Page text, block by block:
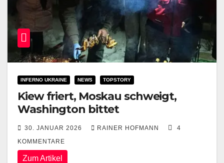
INFERNO UKRAINE NEWS TOPSTORY
Kiew friert, Moskau schweigt,
Washington bittet
30. JANUAR 2026 RAINER HOFMANN
4
KOMMENTARE
Zum Artikel